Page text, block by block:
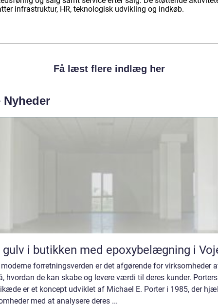
infrastruktur, HR, teknologisk udvikling og indkøb.
Få læst flere indlæg her
Nyheder
gulv i butikken med epoxybelægning i
forretningsverden er det afgørende for virksomheder
hvordan de kan skabe og levere værdi til deres kunder. Porters
er et koncept udviklet af Michael E. Porter i 1985, der
med at analysere deres ...